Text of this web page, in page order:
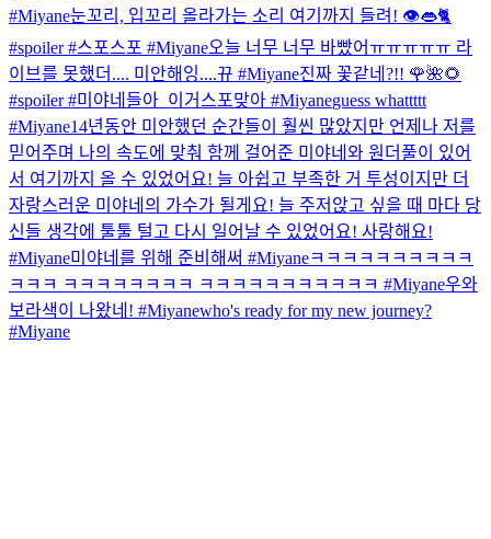
#Miyane눈꼬리, 입꼬리 올라가는 소리 여기까지 들려! 👁️👄🐈
#spoiler #스포스포 #Miyane오늘 너무 너무 바빴어ㅠㅠㅠㅠㅠ 라
이브를 못했더.... 미안해잉....뀨 #Miyane진짜 꽃같네?!! 🌹🌺🌻
#spoiler #미야네들아_이거스포맞아 #Miyaneguess whattttt
#Miyane14년동안 미안했던 순간들이 훨씬 많았지만 언제나 저를
믿어주며 나의 속도에 맞춰 함께 걸어준 미야네와 원더풀이 있어
서 여기까지 올 수 있었어요! 늘 아쉽고 부족한 거 투성이지만 더
자랑스러운 미야네의 가수가 될게요! 늘 주저앉고 싶을 때 마다 당
신들 생각에 툴툴 털고 다시 일어날 수 있었어요! 사랑해요!
#Miyane미야네를 위해 준비해써 #Miyaneㅋㅋㅋㅋㅋㅋㅋㅋㅋㅋ
ㅋㅋㅋ ㅋㅋㅋㅋㅋㅋㅋㅋ ㅋㅋㅋㅋㅋㅋㅋㅋㅋㅋㅋ #Miyane우와
보라색이 나왔네! #Miyanewho's ready for my new journey?
#Miyane